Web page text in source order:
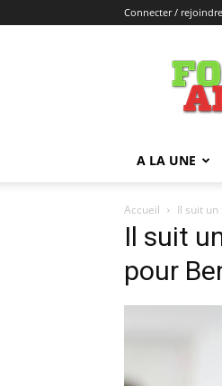
Connecter / rejoindre
A LA UNE
Accueil Il suit
Il suit
pour